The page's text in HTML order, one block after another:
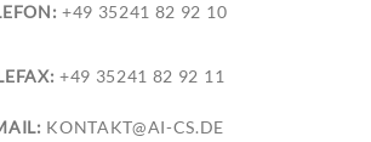
+49 35241 82 92 10
+49 35241 82 92 11
KONTAKT@AI-CS.DE